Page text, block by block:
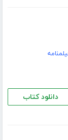
دانلود کتاب